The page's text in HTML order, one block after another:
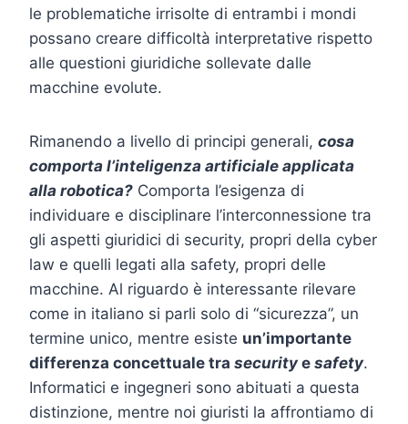
le problematiche irrisolte di entrambi i mondi
possano creare difficoltà interpretative rispetto
alle questioni giuridiche sollevate dalle
macchine evolute.
Rimanendo a livello di principi generali, cosa
comporta l’inteligenza artificiale applicata
alla robotica? Comporta l’esigenza di
individuare e disciplinare l’interconnessione tra
gli aspetti giuridici di security, propri della cyber
law e quelli legati alla safety, propri delle
macchine. Al riguardo è interessante rilevare
come in italiano si parli solo di “sicurezza”, un
termine unico, mentre esiste un’importante
differenza concettuale tra security e safety.
Informatici e ingegneri sono abituati a questa
distinzione, mentre noi giuristi la affrontiamo di